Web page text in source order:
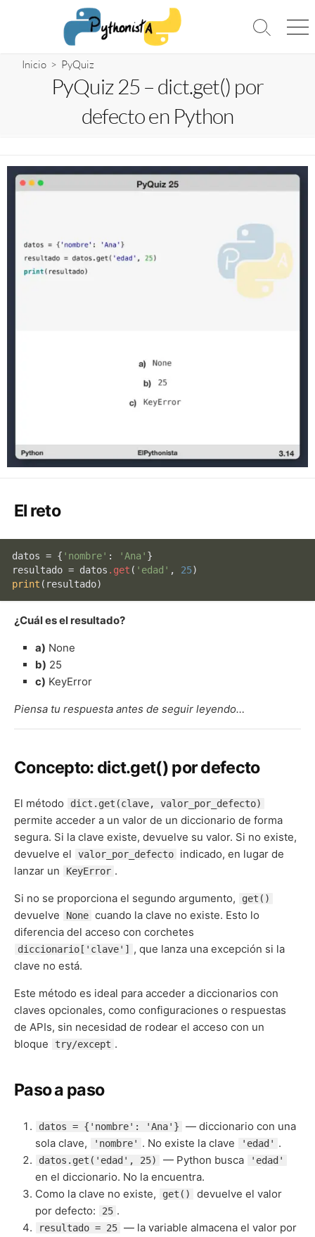
Alternar
Inicio > PyQuiz
PyQuiz 25 – dict.get() por
defecto en Python
El reto
datos = { 'nombre' : 'Ana' }
resultado = datos .get ( 'edad' , 25
print (resultado)
¿Cuál es el resultado?
a) None
b) 25
c) KeyError
Piensa tu respuesta antes de seguir leyendo…
Concepto: dict.get() por defecto
El método dict.get(clave, valor_por_defecto)
permite acceder a un valor de un diccionario de forma
segura. Si la clave existe, devuelve su valor. Si no existe,
devuelve el
valor_por_defecto
indicado, en lugar de
lanzar un
KeyError .
Si no se proporciona el segundo argumento, get()
devuelve None cuando la clave no existe. Esto lo
diferencia del acceso con corchetes
diccionario['clave']
, que lanza una excepción si la
clave no está.
Este método es ideal para acceder a diccionarios con
claves opcionales, como configuraciones o respuestas
de APIs, sin necesidad de rodear el acceso con un
bloque
try/except .
Paso a paso
datos = {'nombre': 'Ana'}
— diccionario con una
sola clave,
'nombre' . No existe la clave 'edad' .
datos.get('edad', 25) — Python busca 'edad'
en el diccionario. No la encuentra.
Como la clave no existe,
get()
devuelve el valor
por defecto:
25 .
resultado = 25 — la variable almacena el valor por